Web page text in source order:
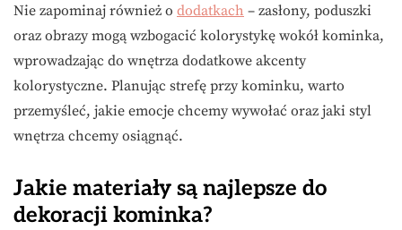
Nie zapominaj również o dodatkach – zasłony, poduszki
oraz obrazy mogą wzbogacić kolorystykę wokół kominka,
wprowadzając do wnętrza dodatkowe akcenty
kolorystyczne. Planując strefę przy kominku, warto
przemyśleć, jakie emocje chcemy wywołać oraz jaki styl
wnętrza chcemy osiągnąć.
Jakie materiały są najlepsze do
dekoracji kominka?